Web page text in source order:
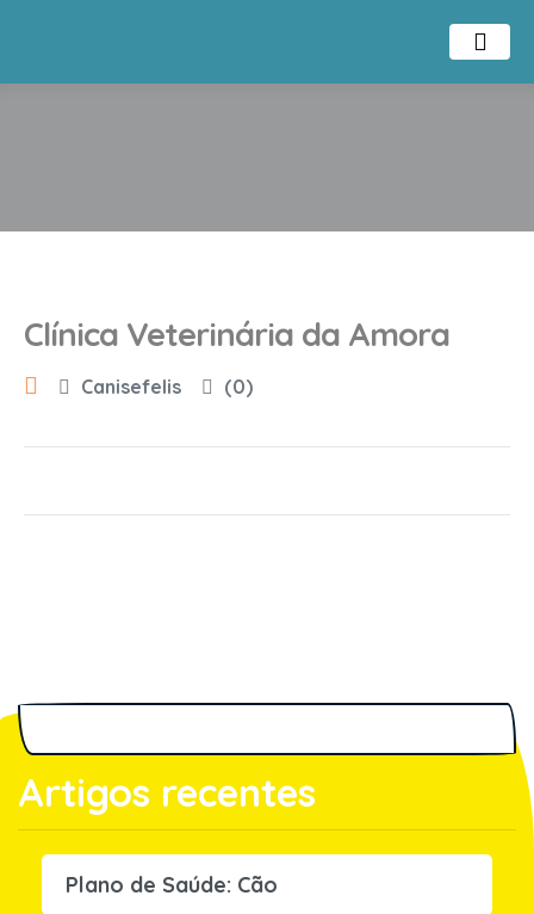
Clínica Veterinária da Amora
Canisefelis (0)
Artigos recentes
Plano de Saúde: Cão